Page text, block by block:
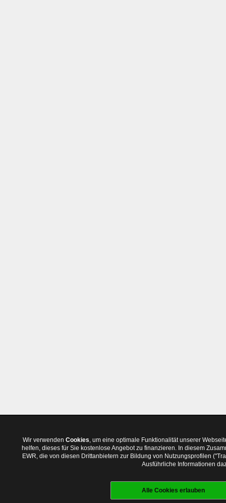
Wir verwenden Cookies, um eine optimale Funktionalität unserer
helfen, dieses für Sie kostenlose Angebot zu finanzieren. In diesem
EWR, die von diesen Drittanbietern zur Bildung von Nutzungsprofilen
Ausführliche Informationen
Alle Cookies erlauben